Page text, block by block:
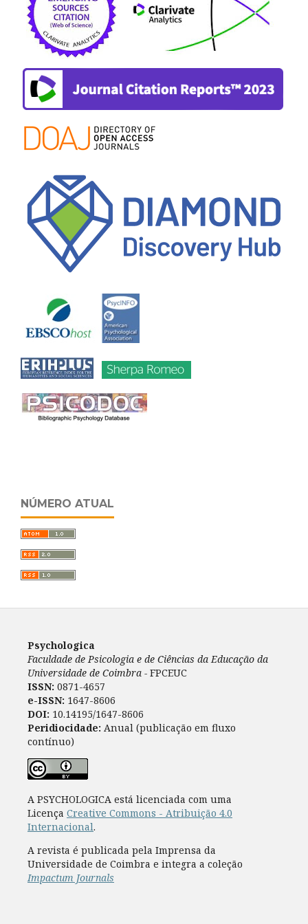
NÚMERO ATUAL
Psychologica
Faculdade de Psicologia e de Ciências da Educação da
Universidade de Coimbra - FPCEUC
ISSN: 0871-4657
e-ISSN: 1647-8606
DOI: 10.14195/1647-8606
Peridiocidade: Anual (publicação em fluxo
contínuo)
A PSYCHOLOGICA está licenciada com uma
Licença Creative Commons - Atribuição 4.0
Internacional.
A revista é publicada pela Imprensa da
Universidade de Coimbra e integra a coleção
Impactum Journals